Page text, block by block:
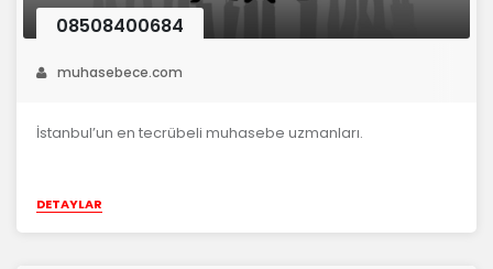
08508400684
muhasebece.com
İstanbul’un en tecrübeli muhasebe uzmanları.
DETAYLAR